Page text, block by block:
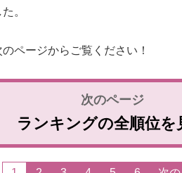
。
ページからご覧ください！
ランキングの全順位を